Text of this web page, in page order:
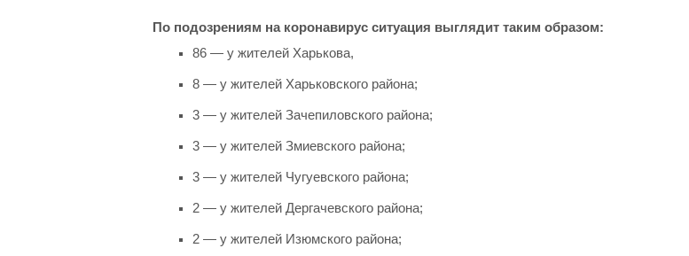
По подозрениям на коронавирус ситуация выглядит таким образом:
86 — у жителей Харькова,
8 — у жителей Харьковского района;
3 — у жителей Зачепиловского района;
3 — у жителей Змиевского района;
3 — у жителей Чугуевского района;
2 — у жителей Дергачевского района;
2 — у жителей Изюмского района;